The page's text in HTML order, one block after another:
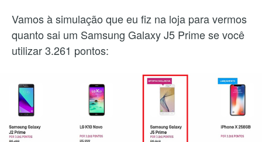
Vamos à simulação que eu fiz na loja para vermos
quanto sai um Samsung Galaxy J5 Prime se você
utilizar 3.261 pontos: